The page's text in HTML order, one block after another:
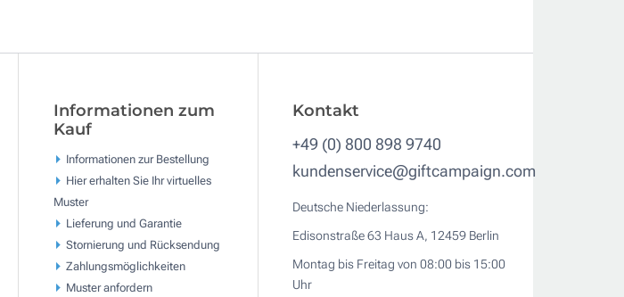
Informationen zum
Kauf
Informationen zur Bestellung
Hier erhalten Sie Ihr virtuelles
Muster
Lieferung und Garantie
Stornierung und Rücksendung
Zahlungsmöglichkeiten
Muster anfordern
Kontakt
+49 (0) 800 898 9740
kundenservice@giftcampaign.com
Deutsche Niederlassung:
Edisonstraße 63 Haus A, 12459 Berlin
Montag bis Freitag von 08:00 bis 15:00
Uhr